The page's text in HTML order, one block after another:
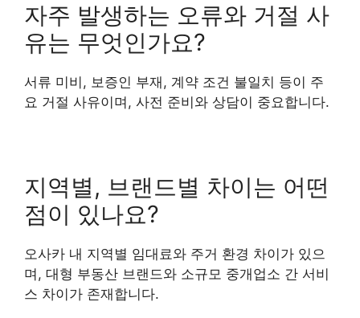
자주 발생하는 오류와 거절 사
유는 무엇인가요?
서류 미비, 보증인 부재, 계약 조건 불일치 등이 주
요 거절 사유이며, 사전 준비와 상담이 중요합니다.
지역별, 브랜드별 차이는 어떤
점이 있나요?
오사카 내 지역별 임대료와 주거 환경 차이가 있으
며, 대형 부동산 브랜드와 소규모 중개업소 간 서비
스 차이가 존재합니다.